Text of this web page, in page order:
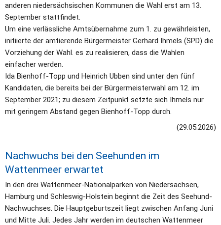
anderen niedersächsischen Kommunen die Wahl erst am 13.
September stattfindet.
Um eine verlässliche Amtsübernahme zum 1. zu gewährleisten,
initiierte der amtierende Bürgermeister Gerhard Ihmels (SPD) die
Vorziehung der Wahl. es zu realisieren, dass die Wahlen
einfacher werden.
Ida Bienhoff-Topp und Heinrich Ubben sind unter den fünf
Kandidaten, die bereits bei der Bürgermeisterwahl am 12. im
September 2021; zu diesem Zeitpunkt setzte sich Ihmels nur
mit geringem Abstand gegen Bienhoff-Topp durch.
(29.05.2026)
Nachwuchs bei den Seehunden im
Wattenmeer erwartet
In den drei Wattenmeer-Nationalparken von Niedersachsen,
Hamburg und Schleswig-Holstein beginnt die Zeit des Seehund-
Nachwuchses. Die Hauptgeburtszeit liegt zwischen Anfang Juni
und Mitte Juli. Jedes Jahr werden im deutschen Wattenmeer